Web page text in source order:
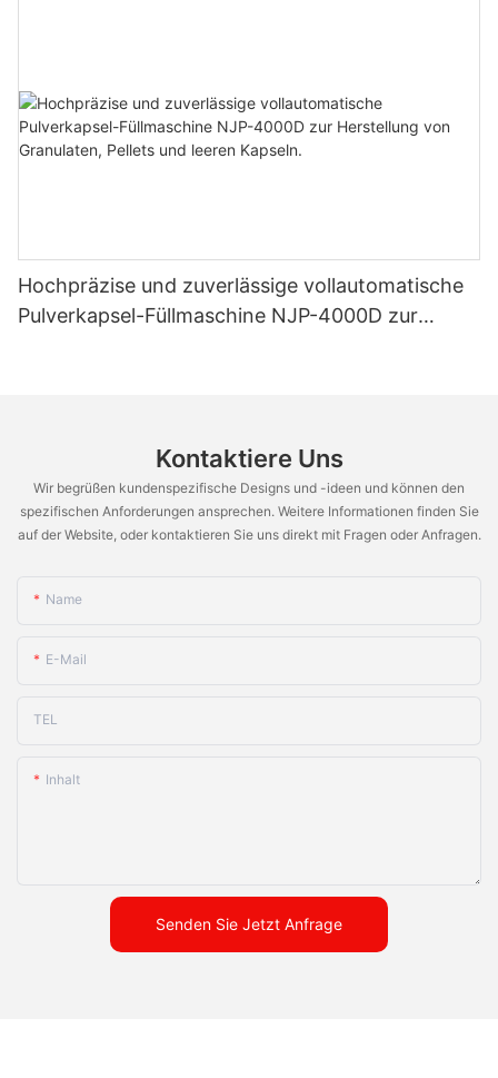
Hochpräzise und zuverlässige vollautomatische
Pulverkapsel-Füllmaschine NJP-4000D zur
Kontaktiere Uns
Wir begrüßen kundenspezifische Designs und -ideen und können den
spezifischen Anforderungen ansprechen. Weitere Informationen finden Sie
auf der Website, oder kontaktieren Sie uns direkt mit Fragen oder Anfragen.
Name
E-Mail
TEL
Inhalt
Senden Sie Jetzt Anfrage